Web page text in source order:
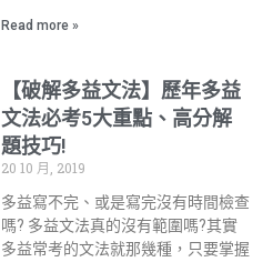
Read more »
【破解多益文法】歷年多益
文法必考5大重點、高分解
題技巧!
20 10 月, 2019
多益寫不完、或是寫完沒有時間檢查
嗎? 多益文法真的沒有範圍嗎?其實
多益常考的文法就那幾種，只要掌握